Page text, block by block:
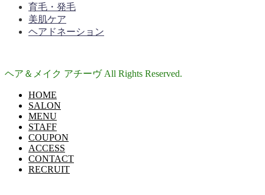
育毛・発毛
美肌ケア
ヘアドネーション
ヘア＆メイク アチーヴ All Rights Reserved.
HOME
SALON
MENU
STAFF
COUPON
ACCESS
CONTACT
RECRUIT